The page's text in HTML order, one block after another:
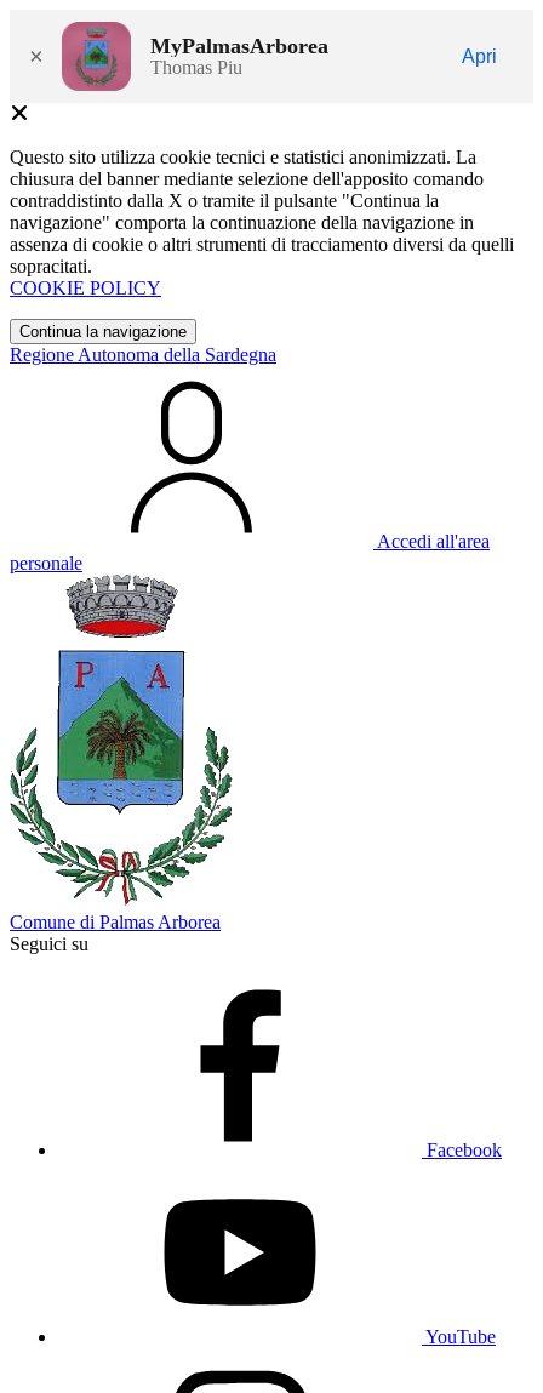
× MyPalmasArborea
Thomas Piu
Apri
Questo sito utilizza cookie tecnici e statistici anonimizzati. La
chiusura del banner mediante selezione dell'apposito comando
contraddistinto dalla X o tramite il pulsante "Continua la
navigazione" comporta la continuazione della navigazione in
assenza di cookie o altri strumenti di tracciamento diversi da quelli
sopracitati.
COOKIE POLICY
Continua la navigazione
Regione Autonoma della Sardegna
Accedi all'area
personale
Comune di Palmas Arborea
Seguici su
Facebook
YouTube